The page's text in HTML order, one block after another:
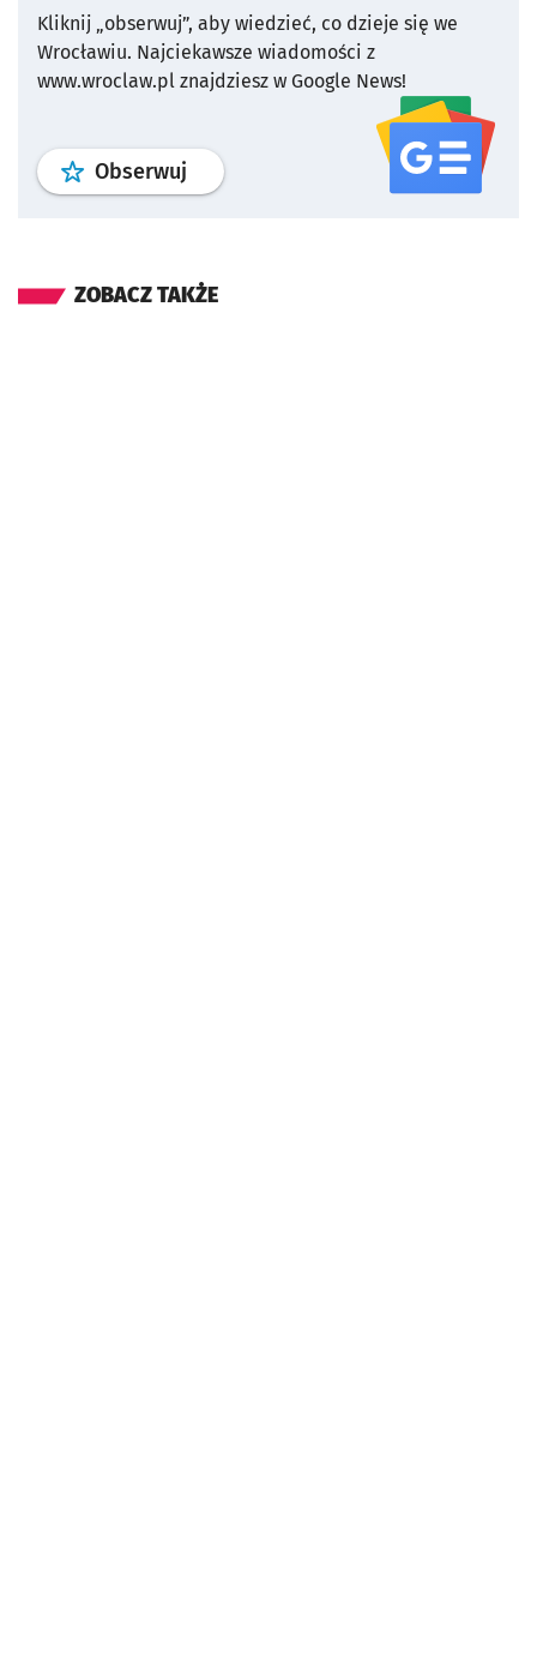
Kliknij „obserwuj”, aby wiedzieć, co dzieje się we
Wrocławiu. Najciekawsze wiadomości z
www.wroclaw.pl znajdziesz w Google News!
Obserwuj profil serwisu
ZOBACZ TAKŻE